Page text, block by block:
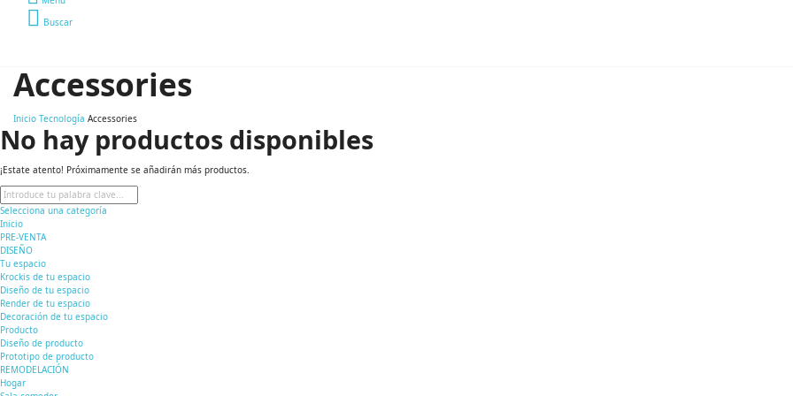
Buscar
Accessories
Inicio Tecnología Accessories
No hay productos disponibles
¡Estate atento! Próximamente se añadirán más productos.
Selecciona una categoría
Inicio
PRE-VENTA
DISEÑO
Tu espacio
Krockis de tu espacio
Diseño de tu espacio
Render de tu espacio
Decoración de tu espacio
Producto
Diseño de producto
Prototipo de producto
REMODELACIÓN
Hogar